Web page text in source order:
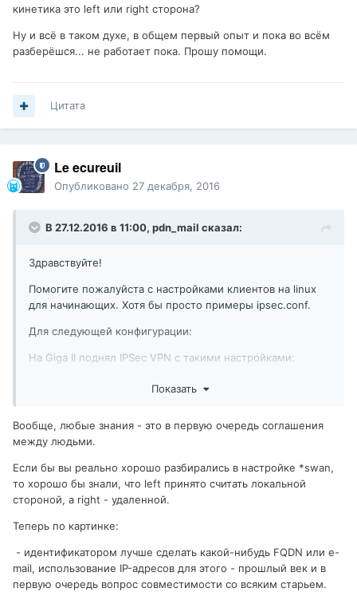
кинетика это left или right сторона?
Ну и всё в таком духе, в общем первый опыт и пока во всём
разберёшся... не работает пока. Прошу помощи.
Цитата
Le ecureuil
Опубликовано 27 декабря, 2016
В 27.12.2016 в 11:00, pdn_mail сказал:
Здравствуйте!
Помогите пожалуйста с настройками клиентов на linux
для начинающих. Хотя бы просто примеры ipsec.conf.
Для следующей конфигурации:
На Giga II поднял IPSec VPN c такими настройками:
шлюз 48.210.2.1, внутренняя сеть 192.168.0.0/24 сидит за
NAT, шлюз 192.168.0.1
Клиент находится за натом 192.168.2.2/32, шлюз
192.168.2.1, iptables пустой, без правил, Внешний адрес у
клиента 212.20.13.66, шлюз 213.228.116.18
Третий день не могу понять, что и как надо настроить. Во
и right, здесь local и remote (локальная и удалённая сеть).
У кинетика это left или right сторона?
Показать
Вообще, любые знания - это в первую очередь соглашения
между людьми.
Если бы вы реально хорошо разбирались в настройке *swan,
то хорошо бы знали, что left принято считать локальной
стороной, а right - удаленной.
Теперь по картинке:
- идентификатором лучше сделать какой-нибудь FQDN или e-
mail, использование IP-адресов для этого - прошлый век и в
первую очередь вопрос совместимости со всяким старьем.